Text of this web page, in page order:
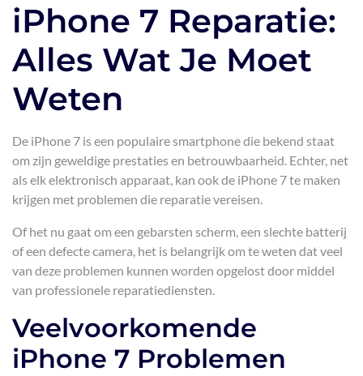
iPhone 7 Reparatie:
Alles Wat Je Moet
Weten
De iPhone 7 is een populaire smartphone die bekend staat
om zijn geweldige prestaties en betrouwbaarheid. Echter, net
als elk elektronisch apparaat, kan ook de iPhone 7 te maken
krijgen met problemen die reparatie vereisen.
Of het nu gaat om een gebarsten scherm, een slechte batterij
of een defecte camera, het is belangrijk om te weten dat veel
van deze problemen kunnen worden opgelost door middel
van professionele reparatiediensten.
Veelvoorkomende
iPhone 7 Problemen